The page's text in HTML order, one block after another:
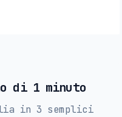
di 1 minuto
in 3 semplici